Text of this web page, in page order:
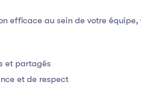
efficace au sein de votre
et partagés
et de respect